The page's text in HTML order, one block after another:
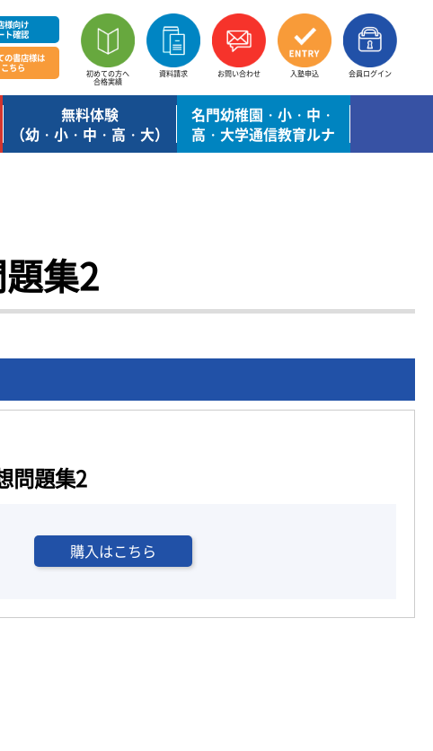
様向け
ト確認
の書店様は
こちら 初めての方へ
合格実績
資料請求 お問い合わせ 入塾申込 会員ログイン
無料体験
（幼・小・中・高・大）
名門幼稚園・小・中・
高・大学通信教育ルナ
集2
問題集2
購入はこちら